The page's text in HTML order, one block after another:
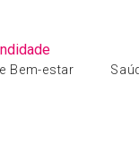
Bem-estar